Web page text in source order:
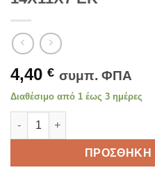
4,40 € συμπ. ΦΠΑ
Διαθέσιμο από 1 έως 3 ημέρες
ΚΕΡΑΜΙΚΟ ΣΕΤ 2 ΤΕΜ
ΠΡΟΣΘΉΚΗ